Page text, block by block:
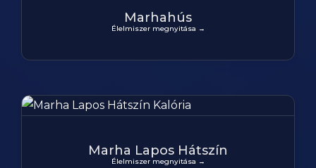
Marhahús
Élelmiszer megnyitása →
Marha Lapos Hátszín
Élelmiszer megnyitása →